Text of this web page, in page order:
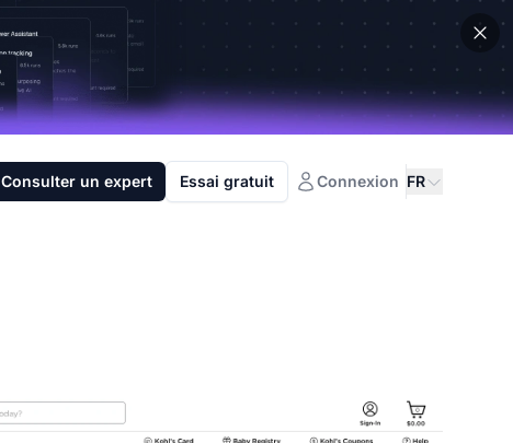
Consulter un expert Essai gratuit Connexion FR